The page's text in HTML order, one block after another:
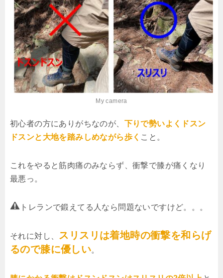
My camera
初心者の方にありがちなのが、 下りで勢いよくドスン
ドスンと大地を踏みしめながら歩く こと。
これをやると筋肉痛のみならず、衝撃で膝が痛くなり
最悪っ。
トレランで鍛えてる人なら問題ないですけど。。。
それに対し、 スリスリは着地時の衝撃を和らげ
るので膝に優しい。